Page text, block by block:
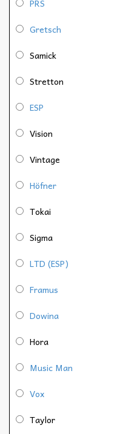
PRS
Gretsch
Samick
Stretton
ESP
Vision
Vintage
Höfner
Tokai
Sigma
LTD (ESP)
Framus
Dowina
Hora
Music Man
Vox
Taylor